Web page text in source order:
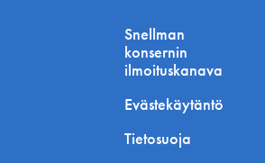
Snellman
konsernin
ilmoituskanava
Evästekäytäntö
Tietosuoja